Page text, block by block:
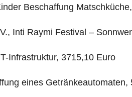
Beschaffung
Inti Raymi Festival –
Infrastruktur, 3715,10 Euro
eines Getränkeautomaten,